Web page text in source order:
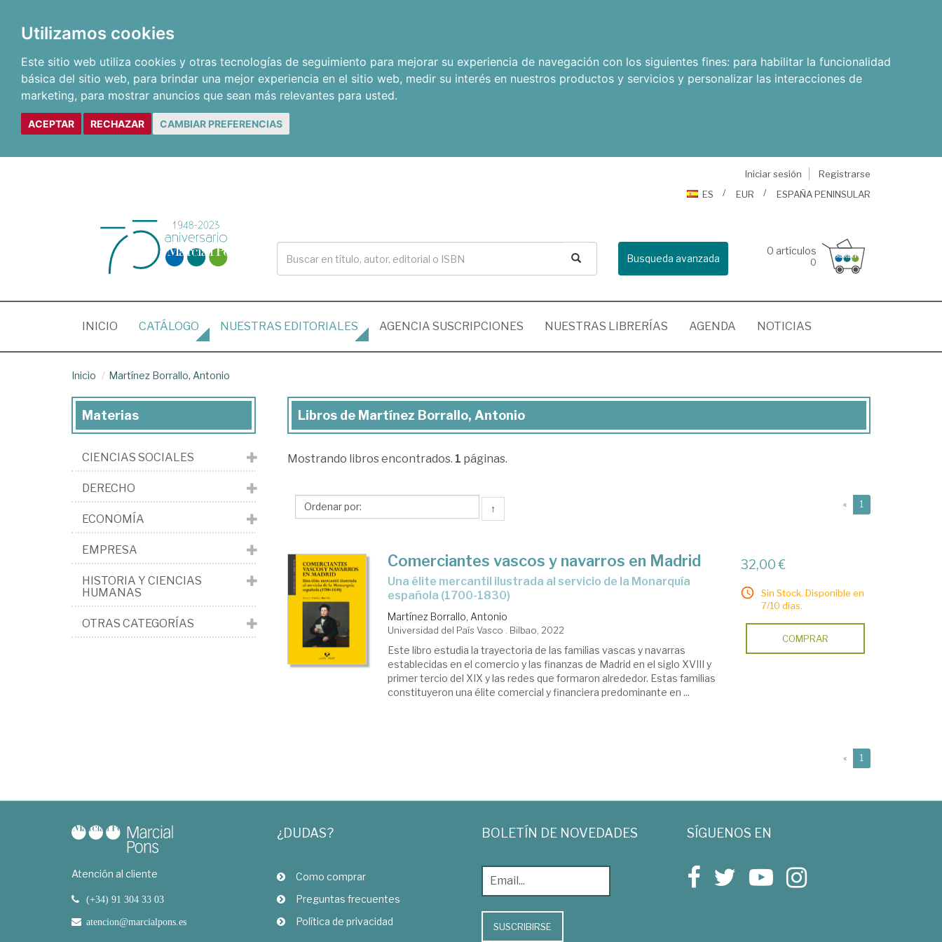
Utilizamos cookies
Este sitio web utiliza cookies y otras tecnologías de seguimiento para mejorar su experiencia de navegación con los siguientes fines: para habilitar la funcionalidad
básica del sitio web, para brindar una mejor experiencia en el sitio web, medir su interés en nuestros productos y servicios y personalizar las interacciones de
marketing, para mostrar anuncios que sean más relevantes para usted.
ACEPTAR RECHAZAR CAMBIAR PREFERENCIAS
Iniciar sesión
Registrarse
ES
EUR ESPAÑA PENINSULAR
Busqueda avanzada
0 artículos
0
INICIO (CURRENT)
CATÁLOGO NUESTRAS EDITORIALES AGENCIA SUSCRIPCIONES NUESTRAS LIBRERÍAS AGENDA NOTICIAS
Inicio Martínez Borrallo, Antonio
Libros
Martínez
Antonio
Libros de Martínez Borrallo, Antonio
Mostrando libros encontrados. 1 páginas.
↑ « 1
Comerciantes vascos y navarros en Madrid
una élite mercantil ilustrada al servicio de la Monarquía
española (1700-1830)
Martínez Borrallo, Antonio
Universidad del País Vasco . Bilbao, 2022
Este libro estudia la trayectoria de las familias vascas y navarras
establecidas en el comercio y las finanzas de Madrid en el siglo XVIII y
primer tercio del XIX y las redes que formaron alrededor. Estas familias
constituyeron una élite comercial y financiera predominante en ...
32,00 €
Sin Stock. Disponible en
7/10 días.
COMPRAR
« 1
Materias
CIENCIAS SOCIALES
DERECHO
ECONOMÍA
EMPRESA
HISTORIA Y CIENCIAS
HUMANAS
OTRAS CATEGORÍAS
Atención al cliente
(+34) 91 304 33 03
atencion@marcialpons.es
¿DUDAS?
Como comprar
Preguntas frecuentes
Política de privacidad
BOLETÍN DE NOVEDADES
SUSCRIBIRSE
SÍGUENOS EN